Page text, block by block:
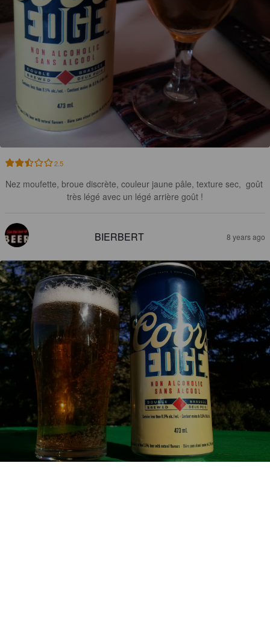
2.5
Nez moufette, broue discrète, couleur jaune pâle, texture sec,  goût
très légé avec un légé arrière goût !
BIERBERT 8 years ago